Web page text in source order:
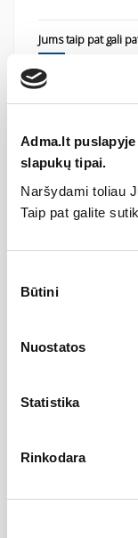
Adma.lt
slapukų tipai.
Naršydami toliau
Taip pat galite
pasirinkimas
Būtini
Nuostatos
Statistika
Rinkodara
Jums taip pat gali
Specifikacija